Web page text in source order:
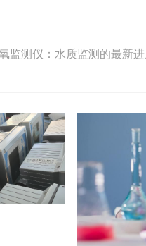
监测仪：水质监测的最新